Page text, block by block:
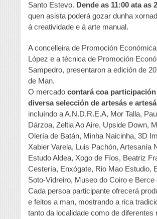
Santo Estevo. Dende as 11:00 ata as
quen asista poderá gozar dunha
á creatividade e á arte manual.
A concelleira de Promoción
López e a técnica de Promoción
Sampedro, presentaron a edición de
de Man.
O mercado contará coa
diversa selección de artesás e
incluíndo a A.N.D.R.E.A, Mor Talla,
Dárzoa, Zeltia Ao Aire, Upside Down,
Olería de Batán, Minha Naicinha, 3D
Xabier Varela, Luis Pachón, Artesanía
Estudo Aldea, Xogo de Fíos, Beatriz
Cestería, Enxógate, Rio Mao Estudio,
Soto-Vidreiro, Museo do Coiro e Berce
Cada persoa participante ofrecerá
e feitos a man, mostrando a rica
tanto da localidade como de diferentes